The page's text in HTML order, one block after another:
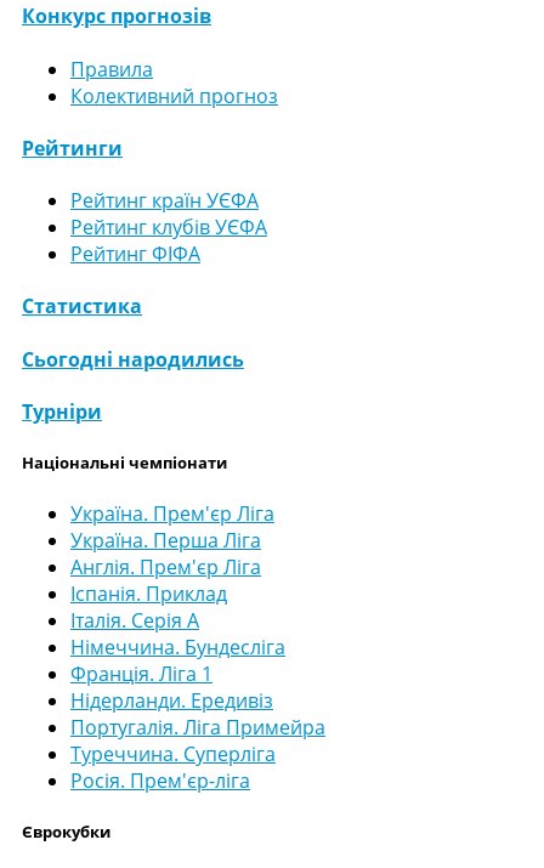
Конкурс прогнозів
Правила
Колективний прогноз
Рейтинги
Рейтинг країн УЄФА
Рейтинг клубів УЄФА
Рейтинг ФІФА
Статистика
Сьогодні народились
Турніри
Національні чемпіонати
Україна. Прем'єр Ліга
Україна. Перша Ліга
Англія. Прем'єр Ліга
Іспанія. Приклад
Італія. Серія А
Німеччина. Бундесліга
Франція. Ліга 1
Нідерланди. Ередивіз
Португалія. Ліга Примейра
Туреччина. Суперліга
Росія. Прем'єр-ліга
Єврокубки